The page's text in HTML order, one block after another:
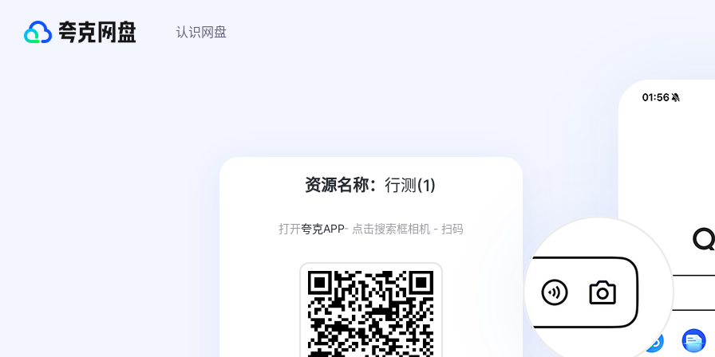
认识网盘
资源名称： 行测(1)
打开夸克APP- 点击搜索框相机 - 扫码